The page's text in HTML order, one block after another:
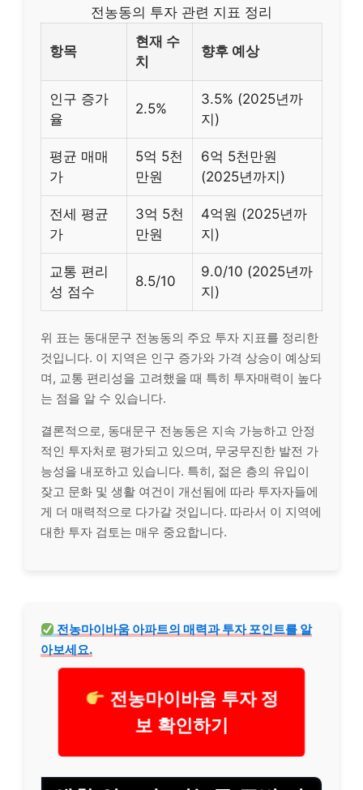
전농동의 투자 관련 지표 정리
항목
현재 수
치
향후 예상
인구 증가
율
2.5%
3.5% (2025년까
지)
평균 매매
가
5억 5천
만원
6억 5천만원
(2025년까지)
전세 평균
가
3억 5천
만원
4억원 (2025년까
지)
교통 편리
성 점수
8.5/10
9.0/10 (2025년까
지)
위 표는 동대문구 전농동의 주요 투자 지표를 정리한
것입니다. 이 지역은 인구 증가와 가격 상승이 예상되
며, 교통 편리성을 고려했을 때 특히 투자매력이 높다
는 점을 알 수 있습니다.
결론적으로, 동대문구 전농동은 지속 가능하고 안정
적인 투자처로 평가되고 있으며, 무궁무진한 발전 가
능성을 내포하고 있습니다. 특히, 젊은 층의 유입이
잦고 문화 및 생활 여건이 개선됨에 따라 투자자들에
게 더 매력적으로 다가갈 것입니다. 따라서 이 지역에
대한 투자 검토는 매우 중요합니다.
전농마이바움 아파트의 매력과 투자 포인트를 알
아보세요.
전농마이바움 투자 정
보 확인하기